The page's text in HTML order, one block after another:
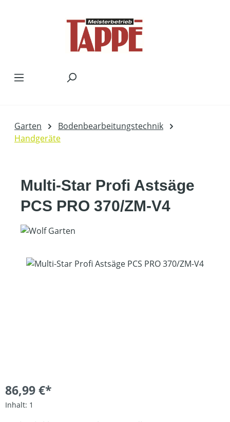
Garten
Bodenbearbeitungstechnik
Handgeräte
Multi-Star Profi Astsäge
PCS PRO 370/ZM-V4
Bildergalerie überspringen
86,99 €*
Inhalt: 1